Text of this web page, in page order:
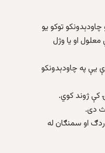
توکو يو
يې ماشومان دي معلول او يا وژل
کې له ۴۰۱ سيمو څخه دوه پر درې يې په چاودېدونکو
کې ژوند کوي.
او سمنګان له